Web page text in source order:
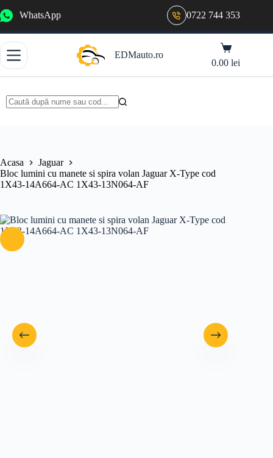
la
WhatsApp 0722 744 353
EDMauto.ro
Coș
de
cumpărături
0.00lei
Acasa
Jaguar
Bloc lumini cu manete si spira volan Jaguar X-Type cod
1X43-14A664-AC 1X43-13N064-AF